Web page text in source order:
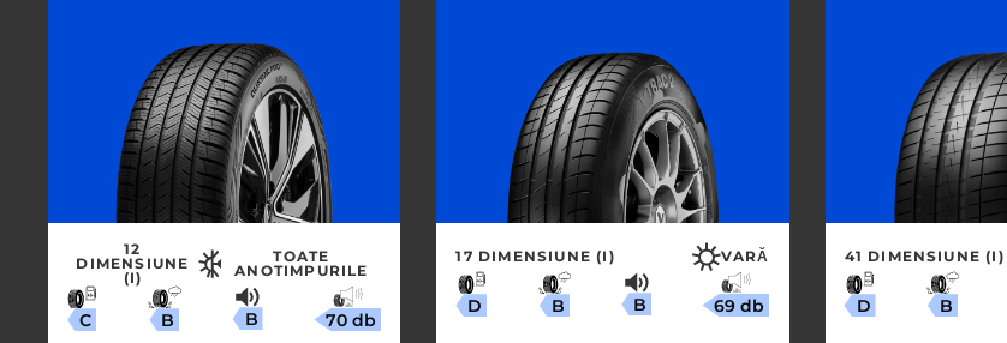
12
DIMENSIUNE
(I)
TOATE
ANOTIMPURILE
C B B 70 db
17 DIMENSIUNE (I) VARĂ
D B B 69 db
41 DIMENSIUNE (I)
D B